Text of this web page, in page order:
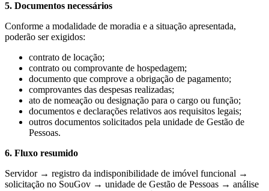
5. Documentos necessários
Conforme a modalidade de moradia e a situação apresentada,
poderão ser exigidos:
contrato de locação;
contrato ou comprovante de hospedagem;
documento que comprove a obrigação de pagamento;
comprovantes das despesas realizadas;
ato de nomeação ou designação para o cargo ou função;
documentos e declarações relativos aos requisitos legais;
outros documentos solicitados pela unidade de Gestão de
Pessoas.
6. Fluxo resumido
Servidor → registro da indisponibilidade de imóvel funcional →
solicitação no SouGov → unidade de Gestão de Pessoas → análise